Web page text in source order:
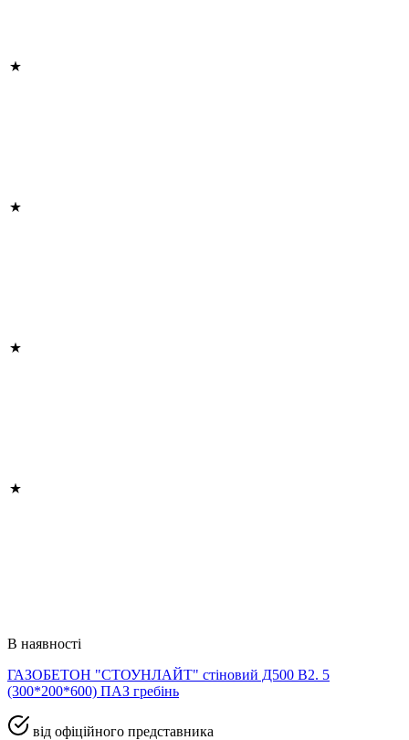
В наявності
ГАЗОБЕТОН "СТОУНЛАЙТ" стіновий Д500 В2. 5
(300*200*600) ПАЗ гребінь
від офіційного представника